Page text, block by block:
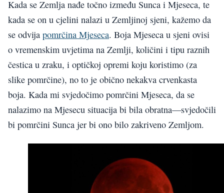
Kada se Zemlja nađe točno između Sunca i Mjeseca, te
kada se on u cjelini nalazi u Zemljinoj sjeni, kažemo da
se odvija pomrčina Mjeseca. Boja Mjeseca u sjeni ovisi
o vremenskim uvjetima na Zemlji, količini i tipu raznih
čestica u zraku, i optičkoj opremi koju koristimo (za
slike pomrčine), no to je obično nekakva crvenkasta
boja. Kada mi svjedočimo pomrčini Mjeseca, da se
nalazimo na Mjesecu situacija bi bila obratna—svjedočili
bi pomrčini Sunca jer bi ono bilo zakriveno Zemljom.